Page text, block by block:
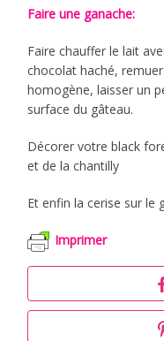
Faire une ganache:
Faire chauffer le lait
chocolat haché,
homogène, laisser un
surface du gâteau.
Décorer votre black
et de la chantilly
Et enfin la cerise sur le
Imprimer